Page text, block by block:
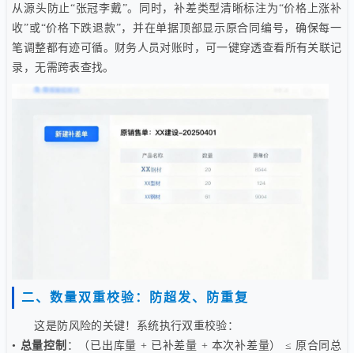
从源头防止“张冠李戴”。同时，补差类型清晰标注为“价格上涨补
收”或“价格下跌退款”，并在单据顶部显示原合同编号，确保每一
笔调整都有迹可循。财务人员对账时，可一键穿透查看所有关联记
录，无需跨表查找。
二、数量双重校验：防超发、防重复
这是防风险的关键！系统执行双重校验：
• 总量控制 ：（已出库量 + 已补差量 + 本次补差量） ≤ 原合同总